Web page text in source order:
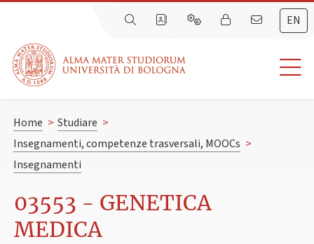
EN
Home > Studiare >
Insegnamenti, competenze trasversali, MOOCs >
Insegnamenti
03553 - GENETICA
MEDICA